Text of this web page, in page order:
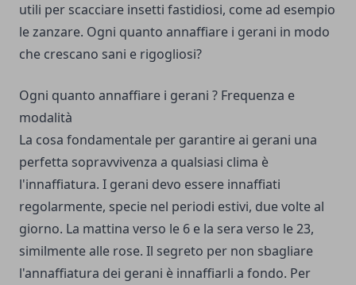
utili per scacciare insetti fastidiosi, come ad esempio
le zanzare. Ogni quanto annaffiare i gerani in modo
che crescano sani e rigogliosi?
Ogni quanto annaffiare i gerani ? Frequenza e
modalità
La cosa fondamentale per garantire ai gerani una
perfetta sopravvivenza a qualsiasi clima è
l'innaffiatura. I gerani devo essere innaffiati
regolarmente, specie nel periodi estivi, due volte al
giorno. La mattina verso le 6 e la sera verso le 23,
similmente alle rose. Il segreto per non sbagliare
l'annaffiatura dei gerani è innaffiarli a fondo. Per